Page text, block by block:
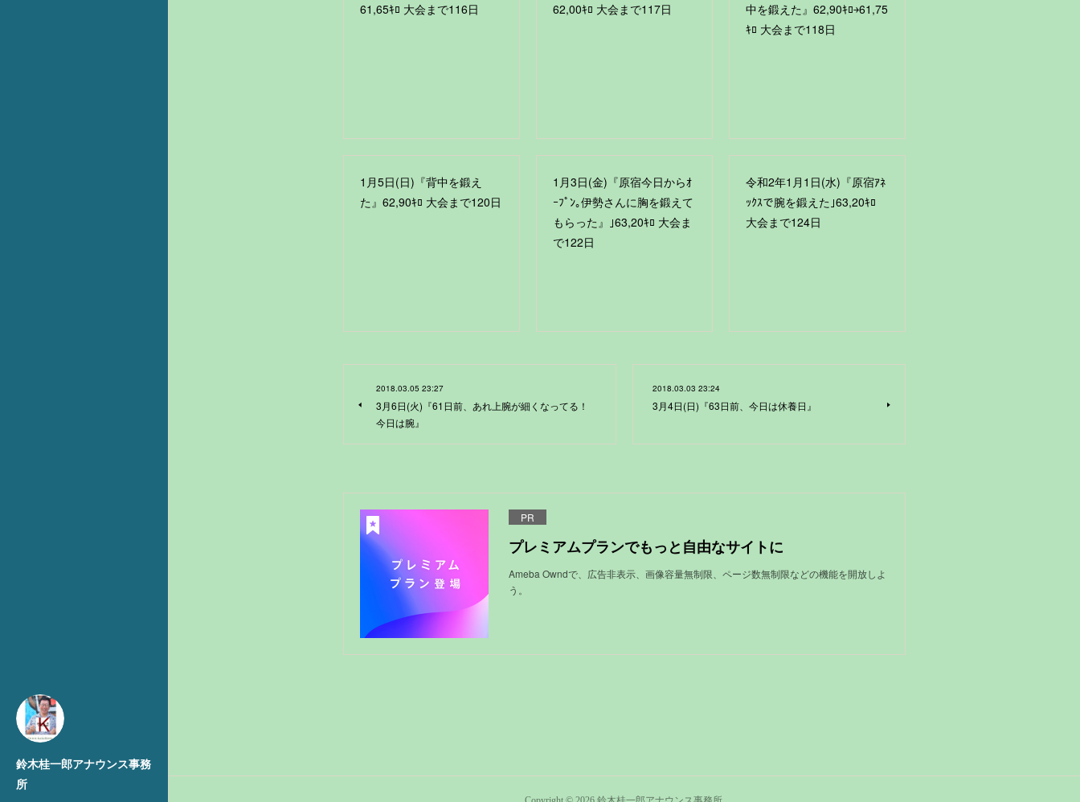
鈴木桂一郎アナウンス事務
所
61,65ｷﾛ 大会まで116日
62,00ｷﾛ 大会まで117日
中を鍛えた』62,90ｷﾛ￫61,75
ｷﾛ 大会まで118日
1月5日(日)『背中を鍛え
た』62,90ｷﾛ 大会まで120日
1月3日(金)『原宿今日からｵ
ｰﾌﾟﾝ｡伊勢さんに胸を鍛えて
もらった』｣63,20ｷﾛ 大会ま
で122日
令和2年1月1日(水)『原宿ｱﾈ
ｯｸｽで腕を鍛えた｣63,20ｷﾛ
大会まで124日
2018.03.05 23:27
3月6日(火)『61日前、あれ上腕が細くなってる！
今日は腕』
2018.03.03 23:24
3月4日(日)『63日前、今日は休養日』
PR
プレミアムプランでもっと自由なサイトに
Ameba Owndで、広告非表示、画像容量無制限、ページ数無制限などの機能を開放しよ
う。